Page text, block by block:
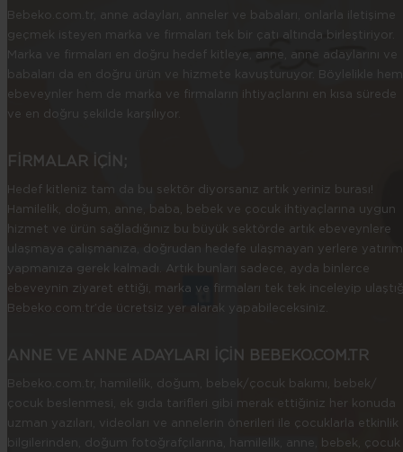
Bebeko.com.tr, anne adayları, anneler ve babaları, onlarla iletişime
geçmek isteyen marka ve firmaları tek bir çatı altında birleştiriyor.
Marka ve firmaları en doğru hedef kitleye, anne, anne adaylarını ve
babaları da en doğru ürün ve hizmete kavuşturuyor. Böylelikle hem
ebeveynler hem de marka ve firmaların ihtiyaçlarını en kısa sürede
ve en doğru şekilde karşılıyor.
FİRMALAR İÇİN;
Hedef kitleniz tam da bu sektör diyorsanız artık yeriniz burası!
Hamilelik, doğum, anne, baba, bebek ve çocuk ihtiyaçlarına uygun
hizmet ve ürün sağladığınız bu büyük sektörde artık ebeveynlere
ulaşmaya çalışmanıza, doğrudan hedefe ulaşmayan yerlere yatırım
yapmanıza gerek kalmadı. Artık bunları sadece, ayda binlerce
ebeveynin ziyaret ettiği, marka ve firmaları tek tek inceleyip
Bebeko.com.tr’de ücretsiz yer alarak yapabileceksiniz.
ANNE VE ANNE ADAYLARI İÇİN BEBEKO.COM.TR
Bebeko.com.tr, hamilelik, doğum, bebek/çocuk bakımı, bebek/
çocuk beslenmesi, ek gıda tarifleri gibi merak ettiğiniz her konuda
uzman yazıları, videoları ve annelerin önerileri ile çocuklarla etkinlik
bilgilerinden, doğum fotoğrafçılarına, hamilelik, anne, bebek, çocuk